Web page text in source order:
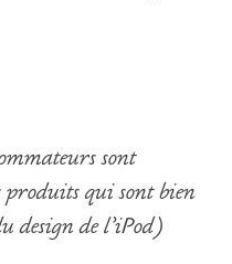
sont
produits qui sont bien
design de l’iPod)